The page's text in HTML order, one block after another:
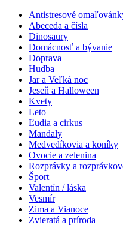
Antistresové
Abeceda a čísla
Dinosaury
Domácnosť a bývanie
Doprava
Hudba
Jar a Veľká noc
Jeseň a Halloween
Kvety
Leto
Ľudia a cirkus
Mandaly
Medvedíkovia a koníky
Ovocie a zelenina
Rozprávky a
Šport
Valentín / láska
Vesmír
Zima a Vianoce
Zvieratá a príroda